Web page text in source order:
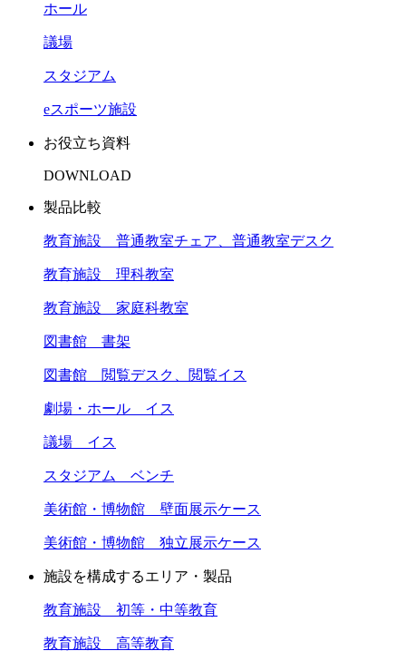
ホール
議場
スタジアム
eスポーツ施設
お役立ち資料
DOWNLOAD
製品比較
教育施設 普通教室チェア、普通教室デスク
教育施設 理科教室
教育施設 家庭科教室
図書館 書架
図書館 閲覧デスク、閲覧イス
劇場・ホール イス
議場 イス
スタジアム ベンチ
美術館・博物館 壁面展示ケース
美術館・博物館 独立展示ケース
施設を構成するエリア・製品
教育施設 初等・中等教育
教育施設 高等教育